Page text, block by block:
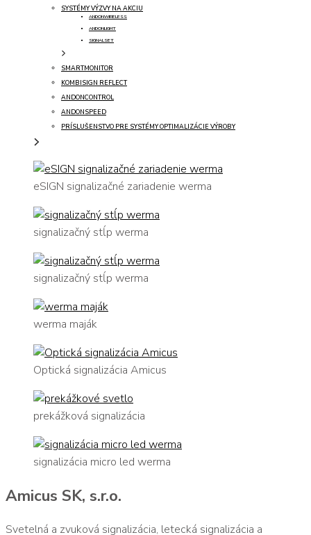
SYSTÉMY VÝZVY NA AKCIU
ANDONWIRELESS
ANDONLIGHT
SIGNALSET
SMARTMONITOR
KOMBISIGN REFLECT
ANDONCONTROL
ANDONSPEED
PRÍSLUŠENSTVO PRE SYSTÉMY OPTIMALIZÁCIE VÝROBY
eSIGN signalizačné zariadenie werma
signalizačný stĺp werma
signalizačný stĺp werma
werma maják
Optická signalizácia Amicus
prekážková signalizácia
signalizácia micro led werma
Amicus SK, s.r.o.
Svetelná a zvuková signalizácia, letecká signalizácia a